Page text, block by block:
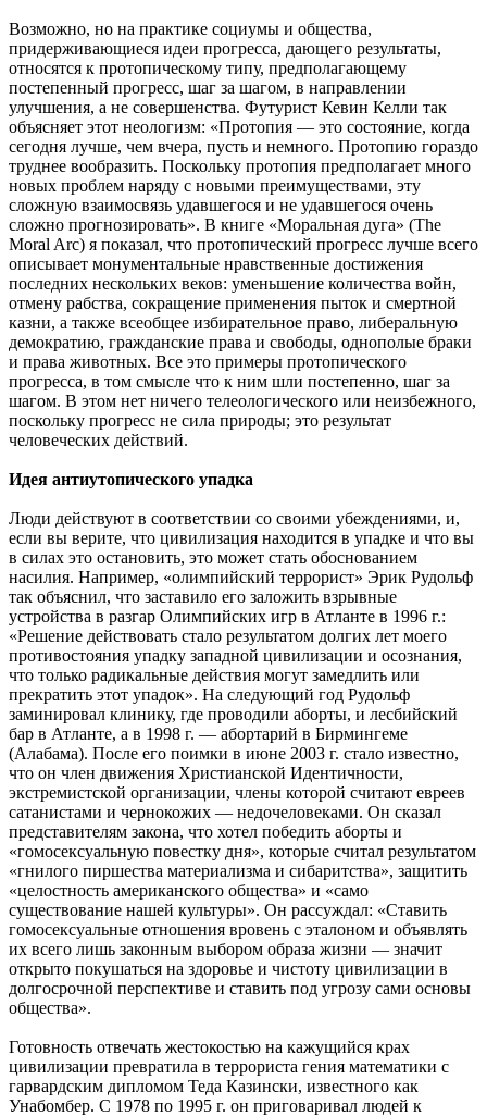
Возможно, но на практике социумы и общества,
придерживающиеся идеи прогресса, дающего результаты,
относятся к протопическому типу, предполагающему
постепенный прогресс, шаг за шагом, в направлении
улучшения, а не совершенства. Футурист Кевин Келли так
объясняет этот неологизм: «Протопия — это состояние, когда
сегодня лучше, чем вчера, пусть и немного. Протопию гораздо
труднее вообразить. Поскольку протопия предполагает много
новых проблем наряду с новыми преимуществами, эту
сложную взаимосвязь удавшегося и не удавшегося очень
сложно прогнозировать». В книге «Моральная дуга» (The
Moral Arc) я показал, что протопический прогресс лучше всего
описывает монументальные нравственные достижения
последних нескольких веков: уменьшение количества войн,
отмену рабства, сокращение применения пыток и смертной
казни, а также всеобщее избирательное право, либеральную
демократию, гражданские права и свободы, однополые браки
и права животных. Все это примеры протопического
прогресса, в том смысле что к ним шли постепенно, шаг за
шагом. В этом нет ничего телеологического или неизбежного,
поскольку прогресс не сила природы; это результат
человеческих действий.
Идея антиутопического упадка
Люди действуют в соответствии со своими убеждениями, и,
если вы верите, что цивилизация находится в упадке и что вы
в силах это остановить, это может стать обоснованием
насилия. Например, «олимпийский террорист» Эрик Рудольф
так объяснил, что заставило его заложить взрывные
устройства в разгар Олимпийских игр в Атланте в 1996 г.:
«Решение действовать стало результатом долгих лет моего
противостояния упадку западной цивилизации и осознания,
что только радикальные действия могут замедлить или
прекратить этот упадок». На следующий год Рудольф
заминировал клинику, где проводили аборты, и лесбийский
бар в Атланте, а в 1998 г. — абортарий в Бирмингеме
(Алабама). После его поимки в июне 2003 г. стало известно,
что он член движения Христианской Идентичности,
экстремистской организации, члены которой считают евреев
сатанистами и чернокожих — недочеловеками. Он сказал
представителям закона, что хотел победить аборты и
«гомосексуальную повестку дня», которые считал результатом
«гнилого пиршества материализма и сибаритства», защитить
«целостность американского общества» и «само
существование нашей культуры». Он рассуждал: «Ставить
гомосексуальные отношения вровень с эталоном и объявлять
их всего лишь законным выбором образа жизни — значит
открыто покушаться на здоровье и чистоту цивилизации в
долгосрочной перспективе и ставить под угрозу сами основы
общества».
Готовность отвечать жестокостью на кажущийся крах
цивилизации превратила в террориста гения математики с
гарвардским дипломом Теда Казински, известного как
Унабомбер. С 1978 по 1995 г. он приговаривал людей к